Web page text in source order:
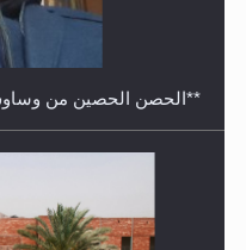
ريهيماكي في فنلند
**الحصن الحصين من